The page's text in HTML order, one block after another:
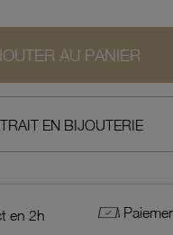
AU PANIER
EN BIJOUTERIE
en 2h